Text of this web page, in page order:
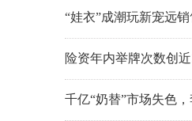
“娃衣”成潮玩新宠远
险资年内举牌次数创
千亿“奶替”市场失色